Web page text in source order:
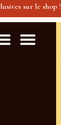
sur le shop !